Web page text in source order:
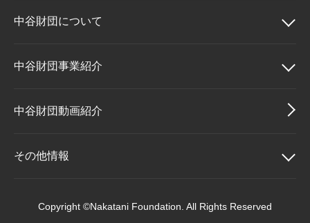
中谷財団について
中谷財団について
理事長挨拶
設立趣意書
中谷財団事業紹介
中谷財団事業紹介
中谷賞
中谷財団動画紹介
その他情報
Copyright ©Nakatani Foundation. All Rights Reserved